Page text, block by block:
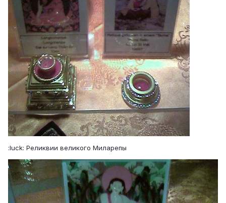
:luck: Реликвии великого Миларепы